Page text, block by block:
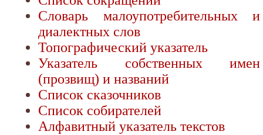
Словарь малоупотребительных и
диалектных слов
Топографический указатель
Указатель собственных имен
(прозвищ) и названий
Список сказочников
Список собирателей
Алфавитный указатель текстов